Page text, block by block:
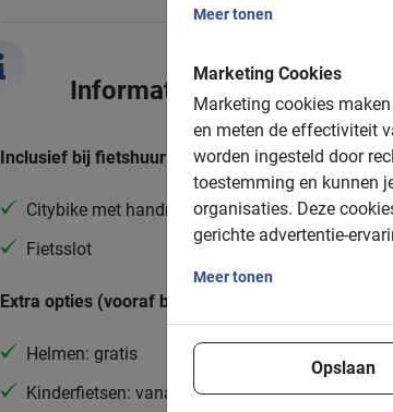
Meer tonen
Marketing Cookies
Marketing cookies
en meten de effectiviteit
worden ingesteld door
toestemming en kunnen
organisaties. Deze
gerichte advertentie-
Meer tonen
Opslaan
Informatie
Inclusief bij fietshuur:
Citybike met handrem
Fietsslot
Extra opties (vooraf boeken):
Helmen: gratis
Kinderfietsen: vanaf 6 jaar